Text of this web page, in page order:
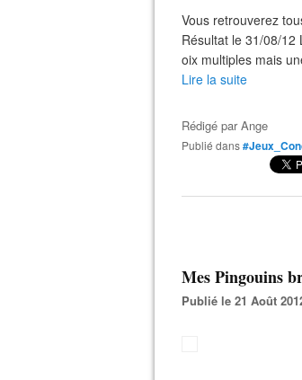
Vous retrouverez
Résultat le 31/08/12
oix multiples mais
Lire la suite
Rédigé parAnge
Publié dans
Mes Pingouins
Publié le 21 Août